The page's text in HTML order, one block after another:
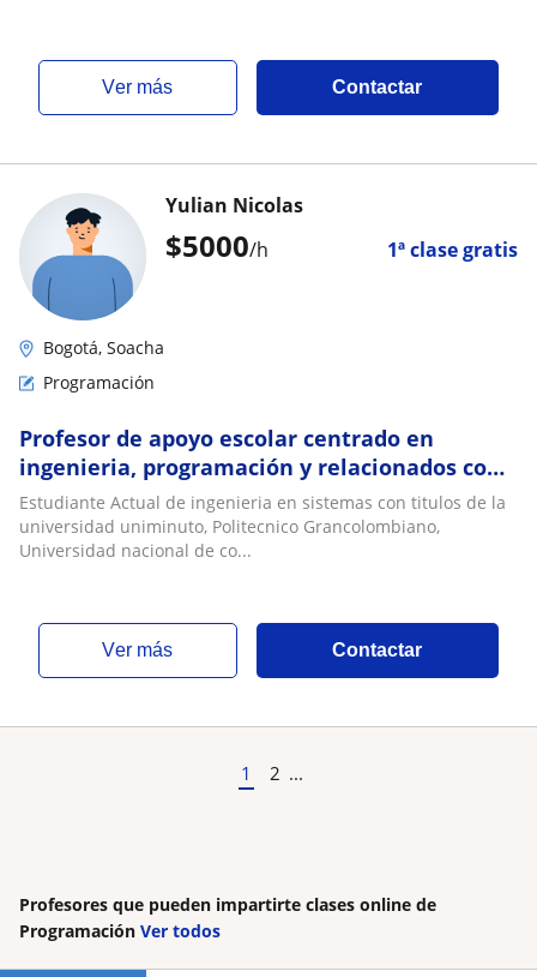
ver más Contactar
$5000/h 1ª clase gratis
Yulian Nicolas
Bogotá, Soacha
Programación
Profesor de apoyo escolar centrado en
ingenieria, programación y relacionados con
matemática
Estudiante Actual de ingenieria en sistemas con titulos de la
universidad uniminuto, Politecnico Grancolombiano,
Universidad nacional de co...
ver más Contactar
1 2 ...
Profesores que pueden impartirte clases online de
Programación Ver todos